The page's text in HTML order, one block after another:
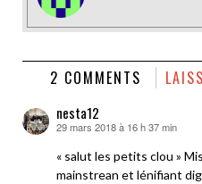
2 COMMENTS
nesta12
dit :
29 mars 2018 à 16 h 37 min
« salut les petits clou »
mainstrean et lénifiant